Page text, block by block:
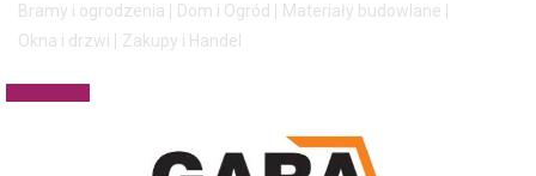
Bramy i ogrodzenia Dom i Ogród
Materiały budowlane
Okna i drzwi
Zakupy i Handel